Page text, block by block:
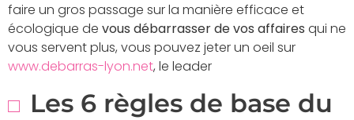
faire un gros passage sur la manière efficace et
écologique de vous débarrasser de vos affaires qui ne
vous servent plus, vous pouvez jeter un oeil sur
www.debarras-lyon.net, le leader
Les 6 règles de base du